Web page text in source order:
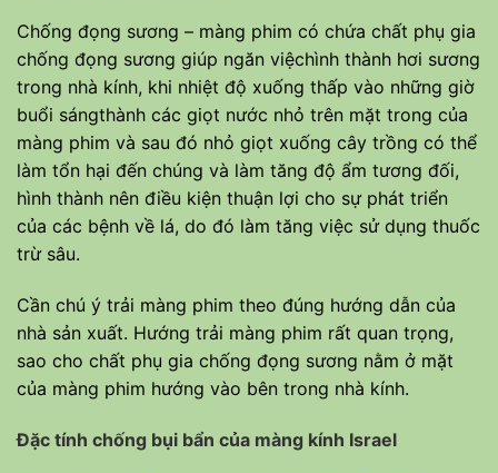
Chống đọng sương – màng phim có chứa chất phụ gia
chống đọng sương giúp ngăn việchình thành hơi sương
trong nhà kính, khi nhiệt độ xuống thấp vào những giờ
buổi sángthành các giọt nước nhỏ trên mặt trong của
màng phim và sau đó nhỏ giọt xuống cây trồng có thể
làm tổn hại đến chúng và làm tăng độ ẩm tương đối,
hình thành nên điều kiện thuận lợi cho sự phát triển
của các bệnh về lá, do đó làm tăng việc sử dụng thuốc
trừ sâu.
Cần chú ý trải màng phim theo đúng hướng dẫn của
nhà sản xuất. Hướng trải màng phim rất quan trọng,
sao cho chất phụ gia chống đọng sương nằm ở mặt
của màng phim hướng vào bên trong nhà kính.
Đặc tính chống bụi bẩn của màng kính Israel